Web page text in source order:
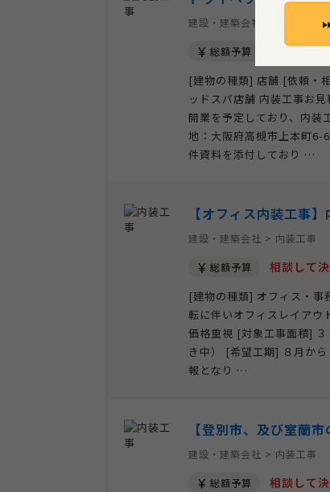
建設・建築会社 > 内装工事
総額予算 相談して
[建物の種類] 店舗 [依頼・
ッドスパ店舗 内装工事お
開業を予定しており、内装
地：大阪府高槻市上本町6-
件資料を添付しており …
【オフィス内装工事
建設・建築会社 > 内装工事
総額予算 相談して
[建物の種類] オフィス・
転に伴いオフィスレイアウ
価格重視 [対象工事面積]
き中） [希望工期] ８月か
報となり …
【登別市、及び室蘭
建設・建築会社 > 内装工事
総額予算 相談して